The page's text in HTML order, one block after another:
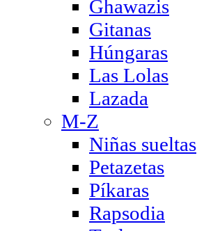
Ghawazis
Gitanas
Húngaras
Las Lolas
Lazada
M-Z
Niñas sueltas
Petazetas
Píkaras
Rapsodia